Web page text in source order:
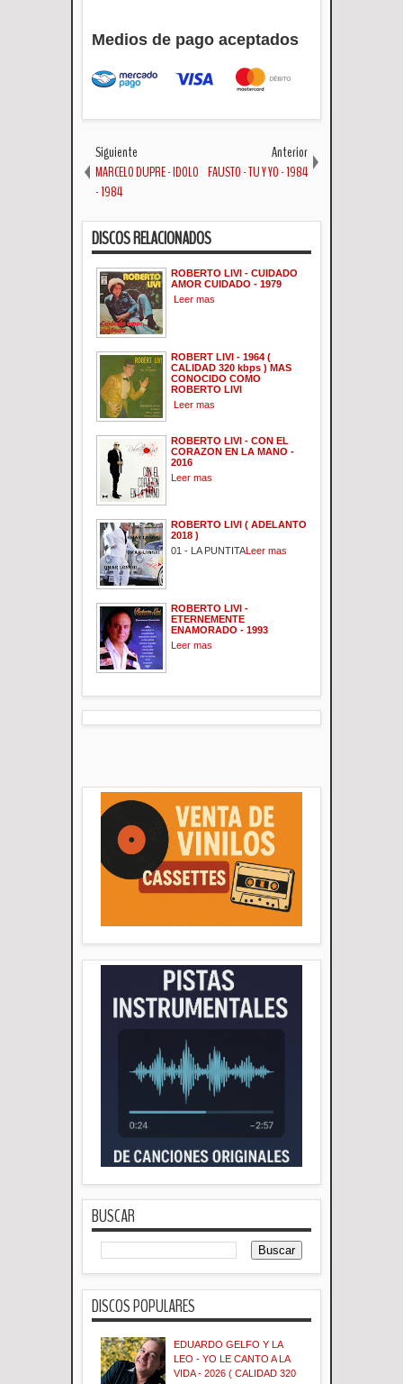
Medios de pago aceptados
Siguiente
MARCELO DUPRE - IDOLO
- 1984
Anterior
FAUSTO - TU Y YO - 1984
DISCOS RELACIONADOS
ROBERTO LIVI - CUIDADO
AMOR CUIDADO - 1979
Leer mas
ROBERT LIVI - 1964 (
CALIDAD 320 kbps ) MAS
CONOCIDO COMO
ROBERTO LIVI
Leer mas
ROBERTO LIVI - CON EL
CORAZON EN LA MANO -
2016
Leer mas
ROBERTO LIVI ( ADELANTO
2018 )
01 - LA PUNTITALeer mas
ROBERTO LIVI -
ETERNEMENTE
ENAMORADO - 1993
Leer mas
BUSCAR
DISCOS POPULARES
EDUARDO GELFO Y LA
LEO - YO LE CANTO A LA
VIDA - 2026 ( CALIDAD 320